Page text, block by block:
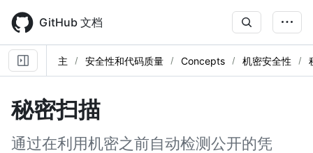
main
content
GitHub 文档
主 安全性和代码质量 Concepts 机密安全性
秘密扫描
通过在利用机密之前自动检测公开的凭